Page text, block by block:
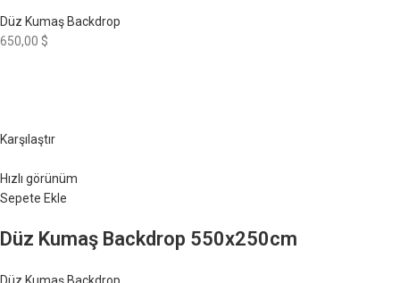
Düz Kumaş Backdrop
650,00 $
Karşılaştır
Hızlı görünüm
Sepete Ekle
Düz Kumaş Backdrop 550x250cm
Düz Kumaş Backdrop